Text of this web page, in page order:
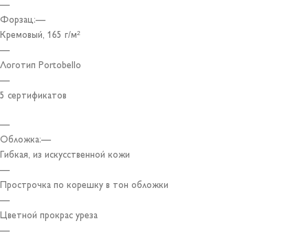
—
Форзац:—
Кремовый, 165 г/м²
—
Логотип Portobello
—
5 сертификатов
—
Обложка:—
Гибкая, из искусственной кожи
—
Прострочка по корешку в тон обложки
—
Цветной прокрас уреза
—